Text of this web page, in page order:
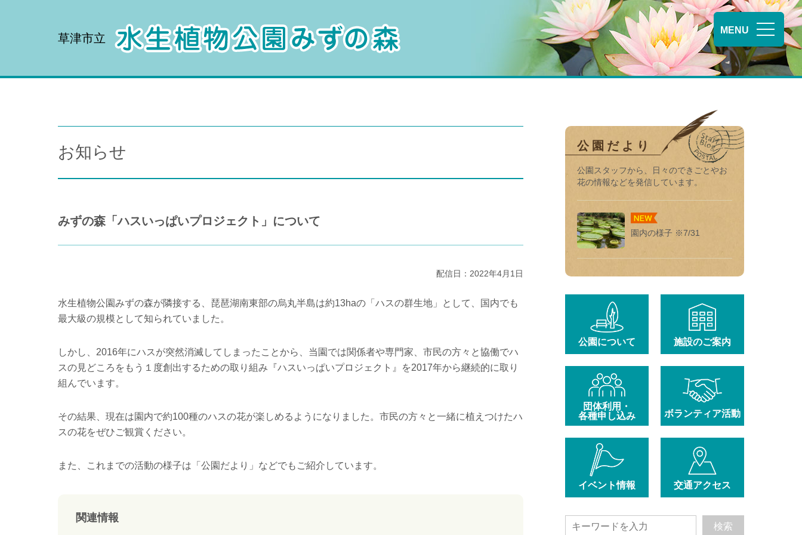
草津市立
MENU
お知らせ
みずの森「ハスいっぱいプロジェクト」について
配信日：2022年4月1日
水生植物公園みずの森が隣接する、琵琶湖南東部の烏丸半島は約13haの「ハスの群生地」として、国内でも
最大級の規模として知られていました。
しかし、 2016年にハスが突然消滅してしまったことから、当園では関係者や専門家、市民の方々と協働でハ
スの見どころをもう１度創出するための取り組み『ハスいっぱいプロジェクト』を2017年から継続的に取り
組んでいます。
その結果、現在は園内で約100種のハスの花が楽しめるようになりました。市民の方々と一緒に植えつけたハ
スの花をぜひご観賞ください。
また、これまでの活動の様子は「公園だより」などでもご紹介しています。
関連情報
公園だより
公園スタッフから、⽇々のできごとやお
花の情報などを発信しています。
園内の様子 ※7/31
公園について 施設のご案内
団体利用・
各種申し込み
ボランティア活動
イベント情報 交通アクセス